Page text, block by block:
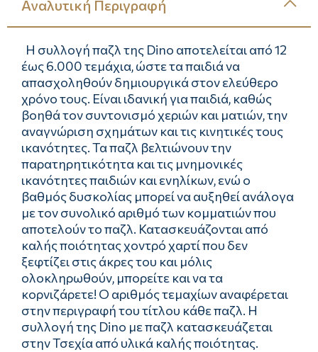
Αναλυτική Περιγραφή
Η συλλογή παζλ της Dino αποτελείται από 12
έως 6.000 τεμάχια, ώστε τα παιδιά να
απασχοληθούν δημιουργικά στον ελεύθερο
χρόνο τους. Είναι ιδανική για παιδιά, καθώς
βοηθά τον συντονισμό χεριών και ματιών, την
αναγνώριση σχημάτων και τις κινητικές τους
ικανότητες. Τα παζλ βελτιώνουν την
παρατηρητικότητα και τις μνημονικές
ικανότητες παιδιών και ενηλίκων, ενώ ο
βαθμός δυσκολίας μπορεί να αυξηθεί ανάλογα
με τον συνολικό αριθμό των κομματιών που
αποτελούν το παζλ. Κατασκευάζονται από
καλής ποιότητας χοντρό χαρτί που δεν
ξεφτίζει στις άκρες του και μόλις
ολοκληρωθούν, μπορείτε και να τα
κορνιζάρετε! Ο αριθμός τεμαχίων αναφέρεται
στην περιγραφή του τίτλου κάθε παζλ. Η
συλλογή της Dino με παζλ κατασκευάζεται
στην Τσεχία από υλικά καλής ποιότητας.